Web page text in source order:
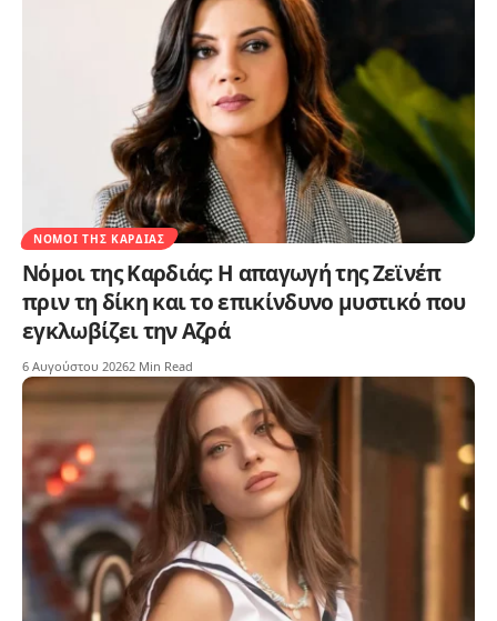
ΝΌΜΟΙ ΤΗΣ ΚΑΡΔΙΆΣ
Νόμοι της Καρδιάς: Η απαγωγή της Ζεϊνέπ
πριν τη δίκη και το επικίνδυνο μυστικό που
εγκλωβίζει την Αζρά
6 Αυγούστου 20262 Min Read